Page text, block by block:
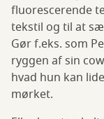
fluorescerende
tekstil og til at
Gør f.eks. som
ryggen af sin
hvad hun kan
mørket.